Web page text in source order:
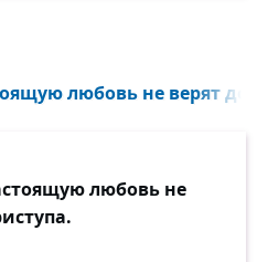
любовь не верят до
любовь не